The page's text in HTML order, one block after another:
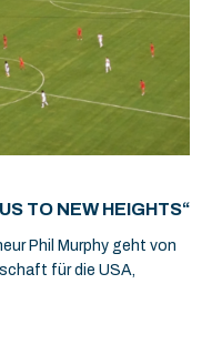
TO NEW HEIGHTS“
Phil Murphy geht von
für die USA,